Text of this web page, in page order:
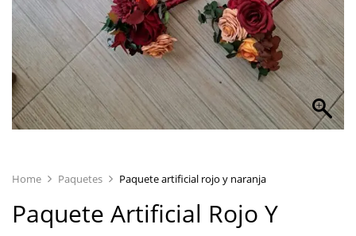
Home Paquetes Paquete artificial rojo y naranja
Paquete Artificial Rojo Y